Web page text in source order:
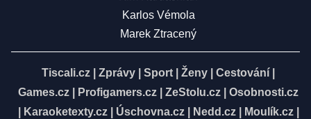
Karlos Vémola
Marek Ztracený
Tiscali.cz Zprávy Sport Ženy Cestování
Games.cz
Profigamers.cz ZeStolu.cz
Osobnosti.cz
Karaoketexty.cz| Úschovna.cz| Nedd.cz| Moulík.cz|